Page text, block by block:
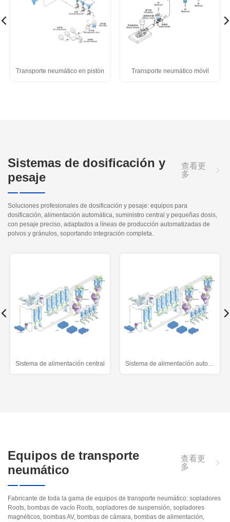
Transporte neumático en pistón Transporte neumático móvil
Sistemas de dosificación y
pesaje
查看更
多
Soluciones profesionales de dosificación y pesaje: equipos para
dosificación, alimentación automática, suministro central y pequeñas dosis,
con pesaje preciso, adaptados a líneas de producción automatizadas de
polvos y gránulos, soportando integración completa.
Sistema de alimentación central Sistema de alimentación automática
Equipos de transporte
neumático
查看更
多
Fabricante de toda la gama de equipos de transporte neumático: sopladores
Roots, bombas de vacío Roots, sopladores de suspensión, sopladores
magnéticos, bombas AV, bombas de cámara, bombas de alimentación,